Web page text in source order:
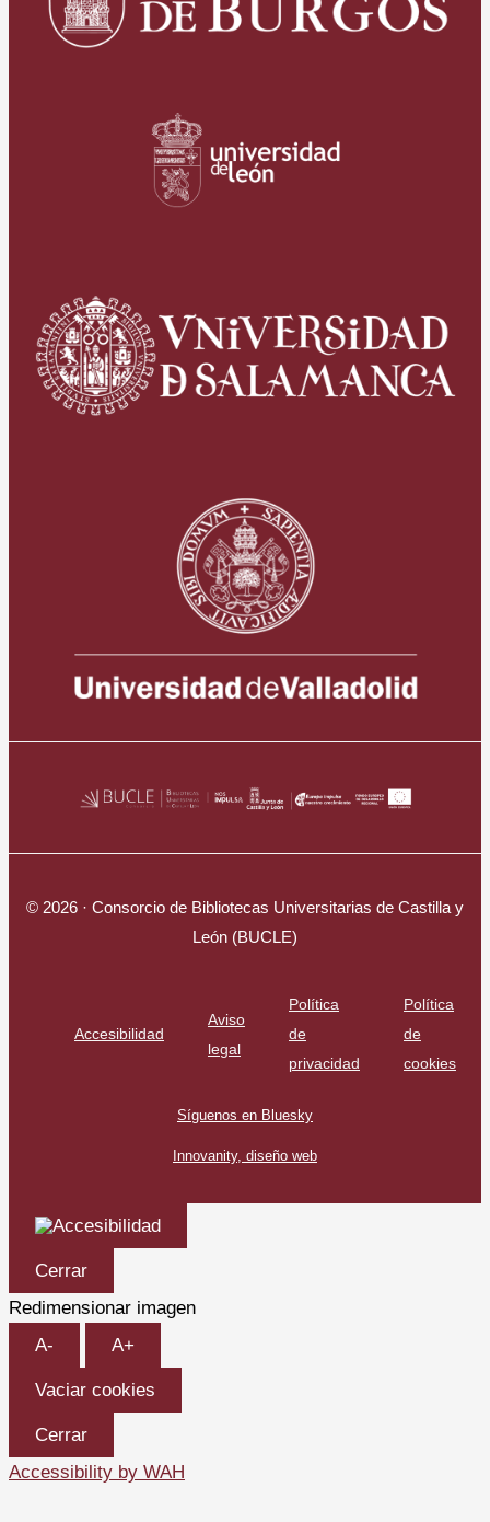
© 2026 · Consorcio de Bibliotecas Universitarias de Castilla y
León (BUCLE)
Accesibilidad
Aviso
legal
Política
de
privacidad
Política
de
cookies
Síguenos en Bluesky
Innovanity, diseño web
Cerrar
Redimensionar imagen
A-
A+
Vaciar cookies
Cerrar
Accessibility by WAH